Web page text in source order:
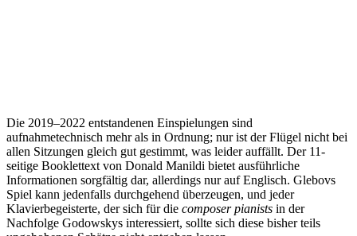
Die 2019–2022 entstandenen Einspielungen sind
aufnahmetechnisch mehr als in Ordnung; nur ist der Flügel nicht bei
allen Sitzungen gleich gut gestimmt, was leider auffällt. Der 11-
seitige Booklettext von Donald Manildi bietet ausführliche
Informationen sorgfältig dar, allerdings nur auf Englisch. Glebovs
Spiel kann jedenfalls durchgehend überzeugen, und jeder
Klavierbegeisterte, der sich für die composer pianists in der
Nachfolge Godowskys interessiert, sollte sich diese bisher teils